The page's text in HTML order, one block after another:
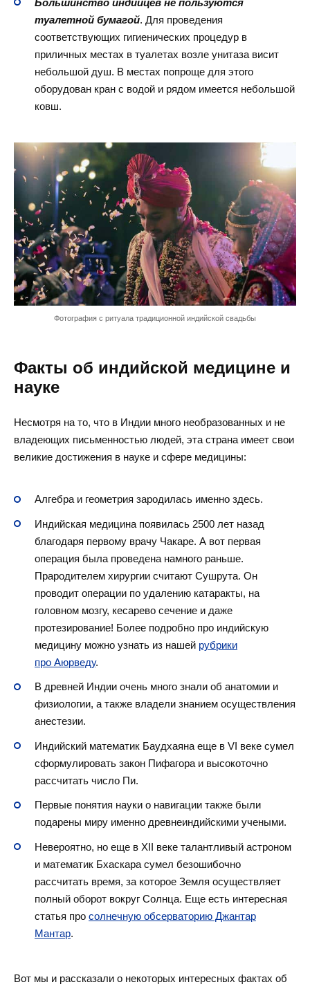
туалетной бумагой. Для проведения
соответствующих гигиенических процедур в
приличных местах в туалетах возле унитаза висит
небольшой душ. В местах попроще для этого
оборудован кран с водой и рядом имеется небольшой
ковш.
Фотография с ритуала традиционной индийской свадьбы
Факты об индийской медицине и
науке
Несмотря на то, что в Индии много необразованных и не
владеющих письменностью людей, эта страна имеет свои
великие достижения в науке и сфере медицины:
Алгебра и геометрия зародилась именно здесь.
Индийская медицина появилась 2500 лет назад
благодаря первому врачу Чакаре. А вот первая
операция была проведена намного раньше.
Прародителем хирургии считают Сушрута. Он
проводит операции по удалению катаракты, на
головном мозгу, кесарево сечение и даже
протезирование! Более подробно про индийскую
медицину можно узнать из нашей рубрики
про Аюрведу.
В древней Индии очень много знали об анатомии и
физиологии, а также владели знанием осуществления
анестезии.
Индийский математик Баудхаяна еще в VI веке сумел
сформулировать закон Пифагора и высокоточно
рассчитать число Пи.
Первые понятия науки о навигации также были
подарены миру именно древнеиндийскими учеными.
Невероятно, но еще в XII веке талантливый астроном
и математик Бхаскара сумел безошибочно
рассчитать время, за которое Земля осуществляет
полный оборот вокруг Солнца. Еще есть интересная
статья про солнечную обсерваторию Джантар
Мантар.
Вот мы и рассказали о некоторых интересных фактах об